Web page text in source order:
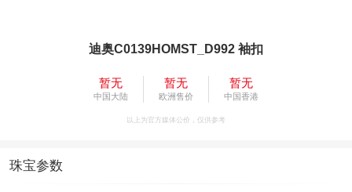
迪奥C0139HOMST_D992 袖扣
暂无
中国大陆
暂无
欧洲售价
暂无
中国香港
以上为官方媒体公价，仅供参考
珠宝参数